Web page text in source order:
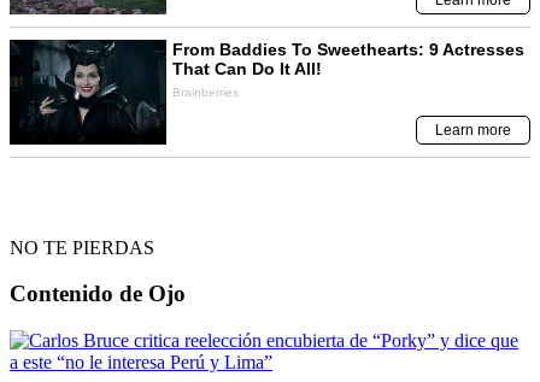
NO TE PIERDAS
Contenido de Ojo